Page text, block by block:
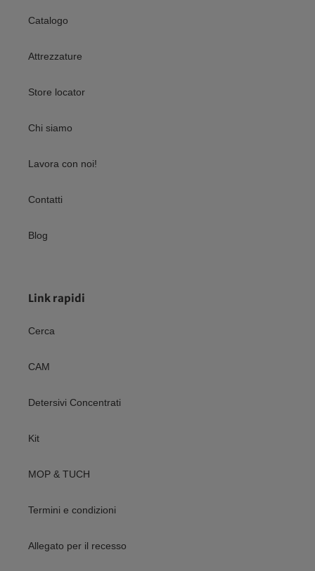
Catalogo
Attrezzature
Store locator
Chi siamo
Lavora con noi!
Contatti
Blog
Link rapidi
Cerca
CAM
Detersivi Concentrati
Kit
MOP & TUCH
Termini e condizioni
Allegato per il recesso